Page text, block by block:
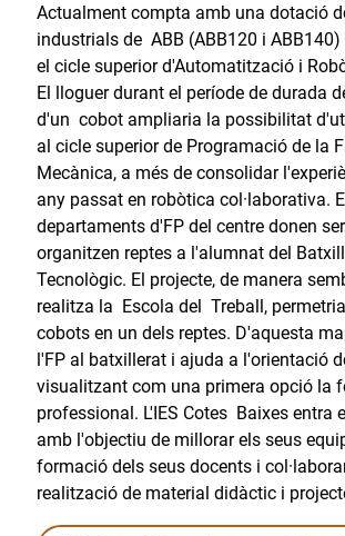
Actualment compta amb una dotació
industrials de ABB (ABB120 i
el cicle superior d'Automatització i
El lloguer durant el període de durada
d'un cobot ampliaria la possibilitat
al cicle superior de Programació de la
Mecànica, a més de consolidar
any passat en robòtica col·laborativa.
departaments d'FP del centre donen
organitzen reptes a l'alumnat del
Tecnològic. El projecte, de manera
realitza la Escola del Treball,
cobots en un dels reptes. D'aquesta
l'FP al batxillerat i ajuda a l'orientació
visualitzant com una primera opció la
professional. L'IES Cotes Baixes entra
amb l'objectiu de millorar els seus
formació dels seus docents i
realització de material didàctic i